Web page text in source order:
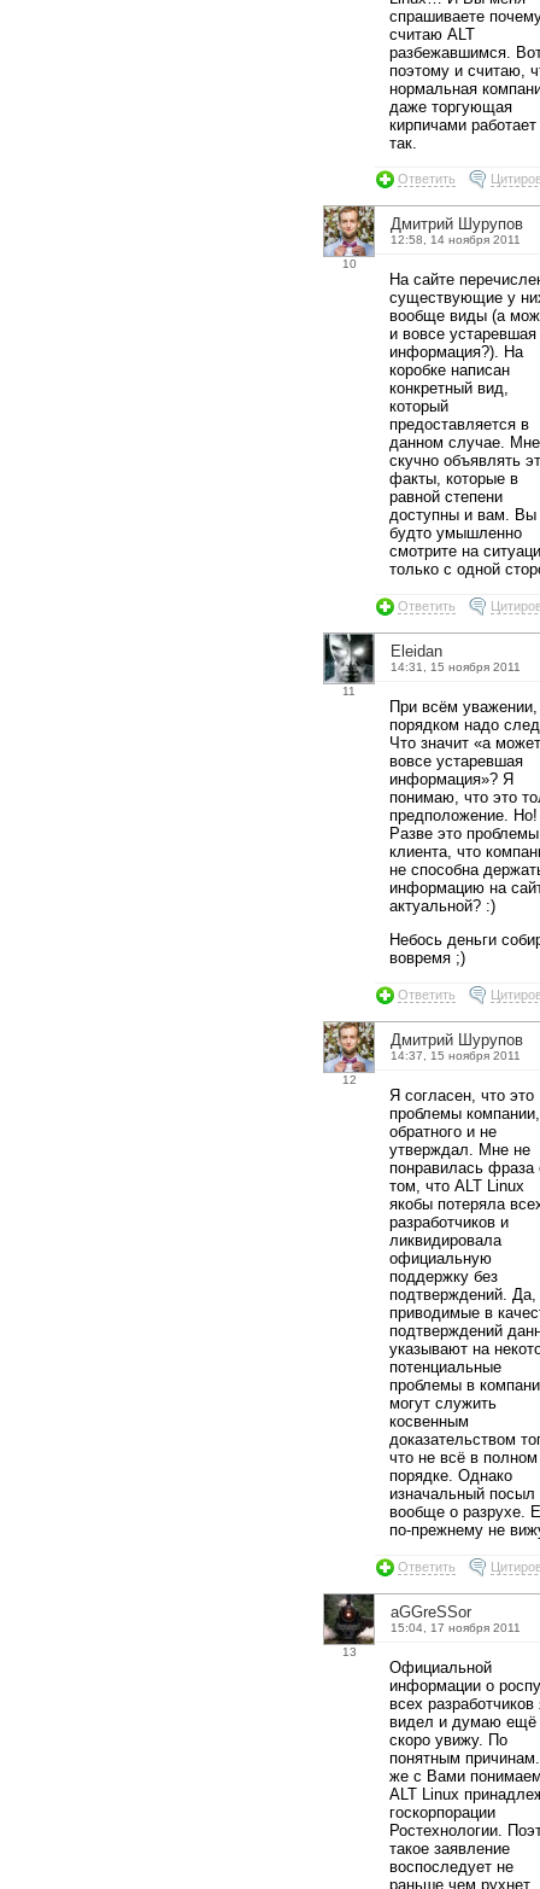
спрашиваете
считаю ALT
разбежавшимся.
поэтому и считаю,
нормальная
даже торгующая
кирпичами работает
так.
Ответить
10
Дмитрий Шурупов
12:58, 14 ноября 2011
На сайте
существующие у
вообще виды (а
и вовсе устаревшая
информация?). На
коробке написан
конкретный вид,
который
предоставляется в
данном случае. Мне
скучно объявлять
факты, которые в
равной степени
доступны и вам. Вы
будто умышленно
смотрите на
только с одной
Ответить
11
Eleidan
14:31, 15 ноября 2011
При всём уважении,
порядком надо
Что значит «а
вовсе устаревшая
информация»? Я
понимаю, что это
предположение. Но!
Разве это проблемы
клиента, что
не способна
информацию на
актуальной? :)
Небось деньги
вовремя ;)
Ответить
12
Дмитрий Шурупов
14:37, 15 ноября 2011
Я согласен, что это
проблемы
обратного и не
утверждал. Мне не
понравилась фраза
том, что ALT Linux
якобы потеряла
разработчиков и
ликвидировала
официальную
поддержку без
подтверждений. Да,
приводимые в
подтверждений
указывают на
потенциальные
проблемы в
могут служить
косвенным
доказательством
что не всё в полном
порядке. Однако
изначальный
вообще о разрухе.
по-прежнему не
Ответить
13
aGGreSSor
15:04, 17 ноября 2011
Официальной
информации о
всех разработчиков
видел и думаю ещё
скоро увижу. По
понятным
же с Вами
ALT Linux
госкорпорации
Ростехнологии.
такое заявление
воспоследует не
раньше чем рухнет